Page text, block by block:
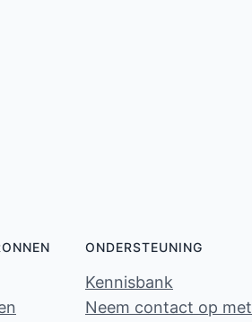
ONDERSTEUNING
Kennisbank
Neem contact op met